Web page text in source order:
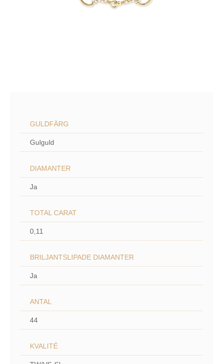
GULDFÄRG
Gulguld
DIAMANTER
Ja
TOTAL CARAT
0,11
BRILJANTSLIPADE DIAMANTER
Ja
ANTAL
44
KVALITÉ